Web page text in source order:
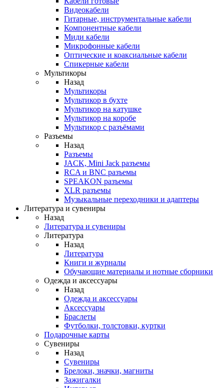
Видеокабели
Гитарные, инструментальные кабели
Компонентные кабели
Миди кабели
Микрофонные кабели
Оптические и коаксиальные кабели
Спикерные кабели
Мультикоры
Назад
Мультикоры
Мультикор в бухте
Мультикор на катушке
Мультикор на коробе
Мультикор с разъёмами
Разъемы
Назад
Разъемы
JACK, Mini Jack разъемы
RCA и BNC разъемы
SPEAKON разъемы
XLR разъемы
Музыкальные переходники и адаптеры
Литература и сувениры
Назад
Литература и сувениры
Литература
Назад
Литература
Книги и журналы
Обучающие материалы и нотные сборники
Одежда и аксессуары
Назад
Одежда и аксессуары
Аксессуары
Браслеты
Футболки, толстовки, куртки
Подарочные карты
Сувениры
Назад
Сувениры
Брелоки, значки, магниты
Зажигалки